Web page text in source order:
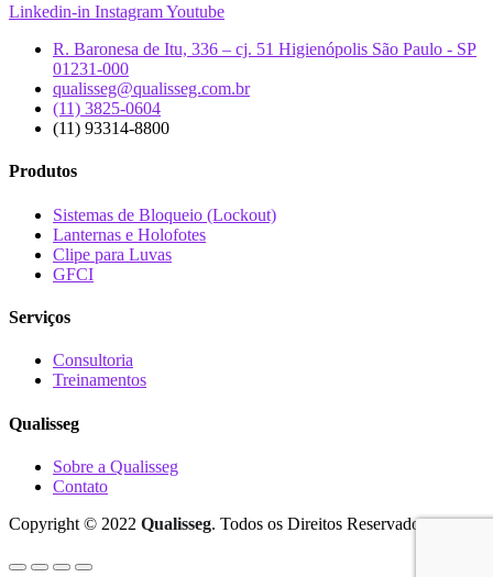
Linkedin-in InstagramYoutube
R. Baronesa de Itu, 336 – cj. 51 Higienópolis São Paulo - SP
01231-000
qualisseg@qualisseg.com.br
(11) 3825-0604
(11) 93314-8800
Produtos
Sistemas de Bloqueio (Lockout)
Lanternas e Holofotes
Clipe para Luvas
GFCI
Serviços
Consultoria
Treinamentos
Qualisseg
Sobre a Qualisseg
Contato
Copyright © 2022 Qualisseg. Todos os Direitos Reservados.